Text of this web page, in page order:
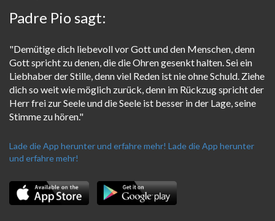
Padre Pio sagt:
"Demütige dich liebevoll vor Gott und den Menschen, denn
Gott spricht zu denen, die die Ohren gesenkt halten. Sei ein
Liebhaber der Stille, denn viel Reden ist nie ohne Schuld. Ziehe
dich so weit wie möglich zurück, denn im Rückzug spricht der
Herr frei zur Seele und die Seele ist besser in der Lage, seine
Stimme zu hören."
Lade die App herunter und erfahre mehr! Lade die App herunter
und erfahre mehr!